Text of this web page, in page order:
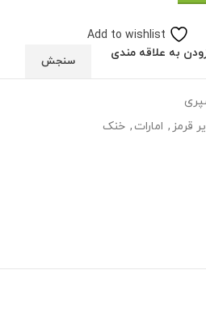
Add to wishlist
به علاقه مندی
سنجش
قرمز , امارات , خنک